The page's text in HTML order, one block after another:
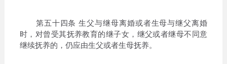
第五十四条 生父与继母离婚或者生母与继父离婚
时，对曾受其抚养教育的继子女，继父或者继母不同意
继续抚养的，仍应由生父或者生母抚养。